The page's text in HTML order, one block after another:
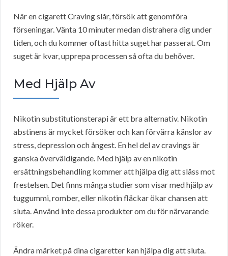
När en cigarett Craving slår, försök att genomföra
förseningar. Vänta 10 minuter medan distrahera dig under
tiden, och du kommer oftast hitta suget har passerat. Om
suget är kvar, upprepa processen så ofta du behöver.
Med Hjälp Av
Nikotin substitutionsterapi är ett bra alternativ. Nikotin
abstinens är mycket försöker och kan förvärra känslor av
stress, depression och ångest. En hel del av cravings är
ganska överväldigande. Med hjälp av en nikotin
ersättningsbehandling kommer att hjälpa dig att slåss mot
frestelsen. Det finns många studier som visar med hjälp av
tuggummi, romber, eller nikotin fläckar ökar chansen att
sluta. Använd inte dessa produkter om du för närvarande
röker.
Ändra märket på dina cigaretter kan hjälpa dig att sluta.